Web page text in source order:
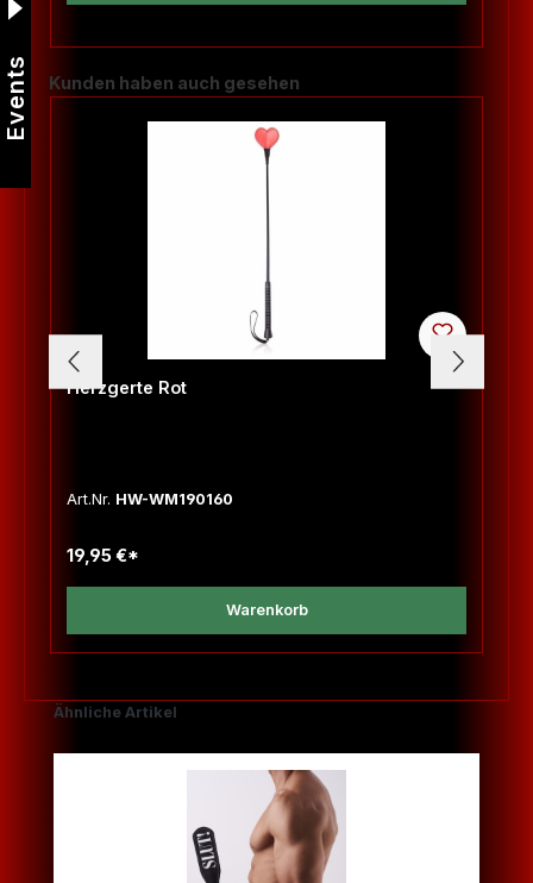
Produktgalerie überspringen
Kunden haben auch gesehen
Herzgerte Rot
Art.Nr. HW-WM190160
19,95 €*
Warenkorb
Produktgalerie überspringen
Ähnliche Artikel
Events